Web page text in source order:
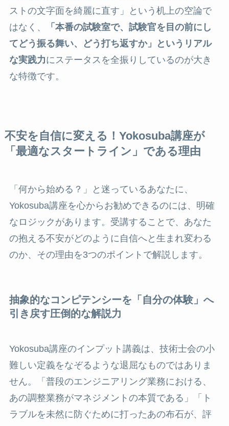
ストの文字面を綺麗に直す」という机上の空論で
はなく、
「本番の試験室で、試験官を目の前にし
てどう振る舞い、どう打ち返すか」というリアル
な実践力にステータスを全振りしているのが大き
な特徴です。
不安を自信に変える！Yokosuba講座が
「最適なスタートライン」である理由
「何から始める？」と迷っているあなたに、
Yokosuba講座を心からお勧めできるのには、明確
なロジックがあります。受講することで、あなた
の抱える不安がどのように自信へと生まれ変わる
のか、その理由を3つのポイントで解説します。
抽象的なコンピテンシーを「自分の体験」へ
引き戻す圧倒的な解説力
Yokosuba講座のインプット講義は、技術士会の小
難しい定義をなぞるような退屈なものではありま
せん。「普段のエンジニアリング業務における、
あの調整業務がマネジメントの本質である」「ト
ラブルを未然に防ぐために打ったあの布石が、評